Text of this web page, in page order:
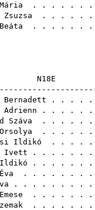
. . . . . .
. . . . .
. . . . . .
Bernadett . . . .
Adrienn . . . . .
Száva . . . . .
. . . . .
Ildikó . . . .
Ivett . . . . . .
Ildikó . . . . . .
. . . . . . .
. . . . . . . .
. . . . . .
. . . . . .